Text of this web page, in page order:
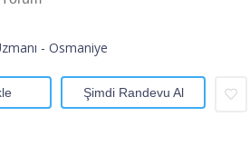
- Osmaniye
Şimdi Randevu Al